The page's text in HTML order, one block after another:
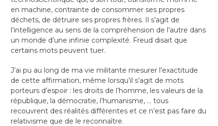
en machine, contrainte de consommer ses propres
déchets, de détruire ses propres frères. Il s’agit de
l’intelligence au sens de la compréhension de l’autre dans
un monde d’une infinie complexité. Freud disait que
certains mots peuvent tuer.
J’ai pu au long de ma vie militante mesurer l’exactitude
de cette affirmation, même lorsqu’il s’agit de mots
porteurs d’espoir : les droits de l’homme, les valeurs de la
république, la démocratie, l’humanisme, … tous
recouvrent des réalités différentes et ce n’est pas faire du
relativisme que de le reconnaître.